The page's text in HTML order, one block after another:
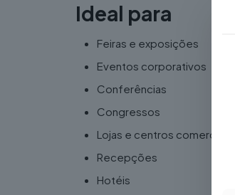
Ideal para
Feiras e exposições
Eventos corporativos
Conferências
Congressos
Lojas e centros comerciais
Recepções
Hotéis